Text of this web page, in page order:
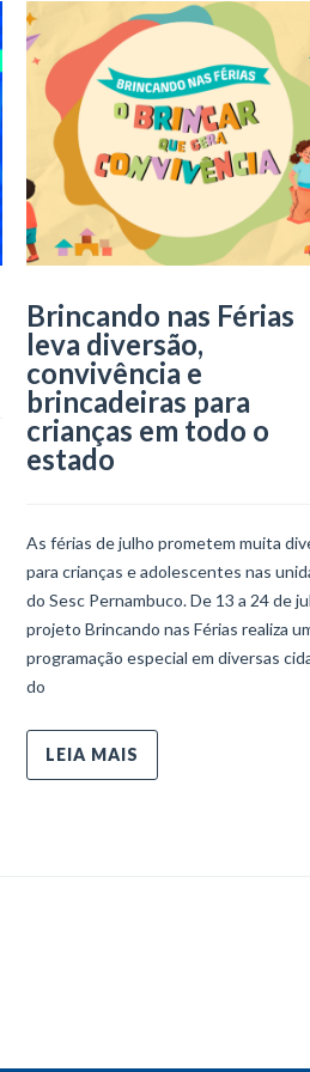
Brincando nas Férias
leva diversão,
convivência e
brincadeiras para
crianças em todo o
estado
As férias de julho prometem muita
para crianças e adolescentes nas
do Sesc Pernambuco. De 13 a 24 de
projeto Brincando nas Férias realiza
programação especial em diversas
do
LEIA MAIS